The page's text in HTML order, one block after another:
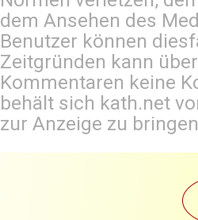
dem Ansehen des
Benutzer können
Zeitgründen kann
Kommentaren keine
behält sich kath.net
zur Anzeige zu